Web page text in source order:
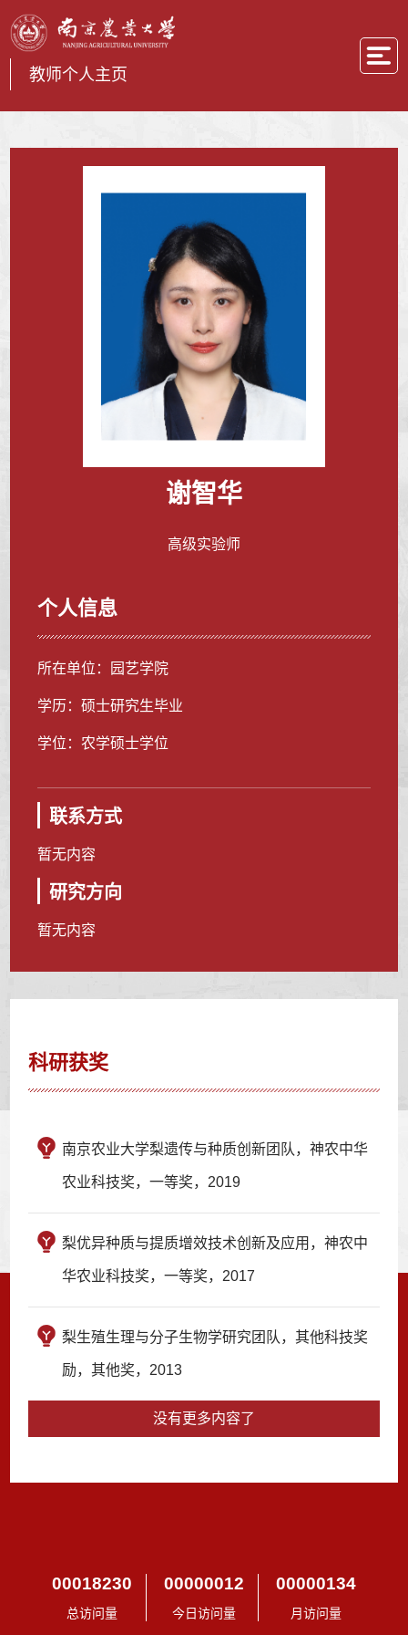
教师个人主页
谢智华
高级实验师
个人信息
所在单位：园艺学院
学历：硕士研究生毕业
学位：农学硕士学位
联系方式
暂无内容
研究方向
暂无内容
科研获奖
南京农业大学梨遗传与种质创新团队，神农中华
农业科技奖，一等奖，2019
梨优异种质与提质增效技术创新及应用，神农中
华农业科技奖，一等奖，2017
梨生殖生理与分子生物学研究团队，其他科技奖
励，其他奖，2013
没有更多内容了
00018230
总访问量
00000012
今日访问量
00000134
月访问量